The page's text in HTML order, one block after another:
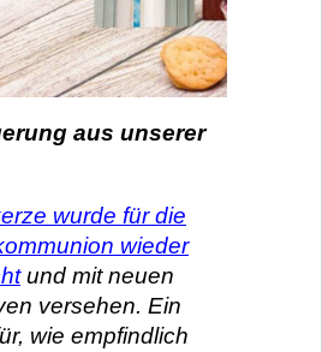
aus unserer
wurde für die
wieder
und mit neuen
versehen. Ein
wie empfindlich